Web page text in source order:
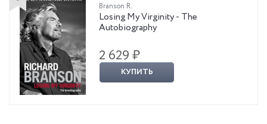
Branson R.
Losing My Virginity - The
Autobiography
2 629 ₽
КУПИТЬ